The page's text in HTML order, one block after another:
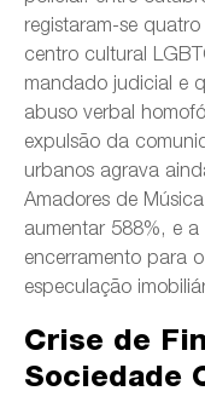
registaram-se
centro cultural
mandado judicial e
abuso verbal
expulsão da
urbanos agrava
Amadores de
aumentar 588%, e
encerramento para
especulação
Crise de
Sociedade